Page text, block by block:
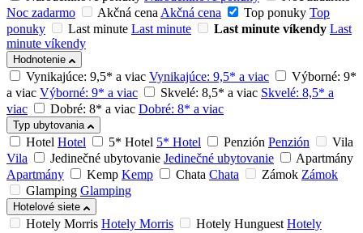
Noc zadarmo
Akčná cenaAkčná cena Top ponuky Top
ponuky
Last minute Last minute Last minute víkendy Last
minute víkendy
Hodnotenie
Vynikajúce: 9,5* a viac Vynikajúce: 9,5* a viac
Výborné: 9*
a viac Výborné: 9* a viac Skvelé: 8,5* a viac Skvelé: 8,5* a
viac
Dobré: 8* a viac Dobré: 8* a viac
Typ ubytovania
Hotel Hotel 5* Hotel 5* Hotel Penzión Penzión
Vila
Vila
Jedinečné ubytovanie Jedinečné ubytovanie
Apartmány
Apartmány
Kemp Kemp Chata Chata Zámok Zámok
Glamping Glamping
Hotelové siete
Hotely Morris Hotely Morris Hotely Hunguest Hotely